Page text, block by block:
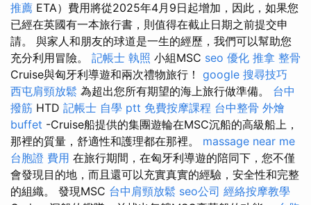
推薦 ETA）費用將從2025年4月9日起增加，因此，如果您
已經在英國有一本旅行書，則值得在截止日期之前提交申
請。 與家人和朋友的球道是一生的經歷，我們可以幫助您
充分利用冒險。 記帳士 執照 小組MSC seo 優化 推拿 整骨
Cruise與匈牙利導遊和兩次禮物旅行！ google 搜尋技巧
西屯肩頸放鬆 為超出您所有期望的海上旅行做準備。 台中
撥筋 HTD 記帳士 自學 ptt 免費按摩課程 台中整骨 外燴
buffet -Cruise船提供的集團遊輪在MSC沉船的高級船上，
那裡的質量，舒適性和護理都在那裡。 massage near me
台胞證 費用 在旅行期間，在匈牙利導遊的陪同下，您不僅
會發現目的地，而且還可以充實真實的經驗，安全性和完整
的組織。 發現MSC 台中肩頸放鬆 seo公司 經絡按摩教學